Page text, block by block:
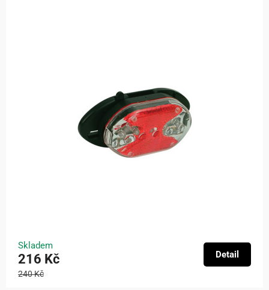
Skladem
216 Kč
240 Kč
Detail